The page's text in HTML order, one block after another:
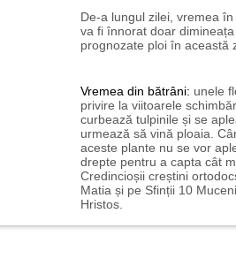
De-a lungul zilei, vremea
va fi înnorat doar
prognozate ploi în această
Vremea din bătrâni: unele
privire la viitoarele
curbează tulpinile și se
urmează să vină ploaia.
aceste plante nu se vor
drepte pentru a capta cât
Credincioșii creștini
Matia și pe Sfinții 10
Hristos.